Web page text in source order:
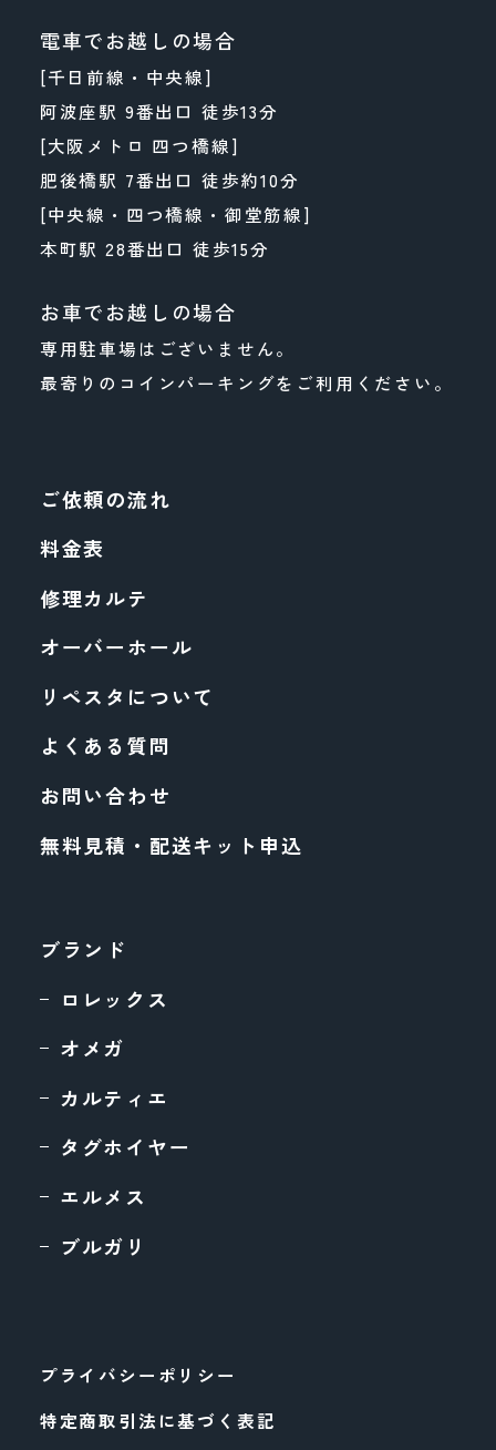
電車でお越しの場合
[千日前線・中央線]
阿波座駅 9番出口 徒歩13分
[大阪メトロ 四つ橋線]
肥後橋駅 7番出口 徒歩約10分
[中央線・四つ橋線・御堂筋線]
本町駅 28番出口 徒歩15分
お車でお越しの場合
専用駐車場はございません。
最寄りのコインパーキングをご利用ください。
ご依頼の流れ
料金表
修理カルテ
オーバーホール
リペスタについて
よくある質問
お問い合わせ
無料見積・配送キット申込
ブランド
ロレックス
オメガ
カルティエ
タグホイヤー
エルメス
ブルガリ
プライバシーポリシー
特定商取引法に基づく表記